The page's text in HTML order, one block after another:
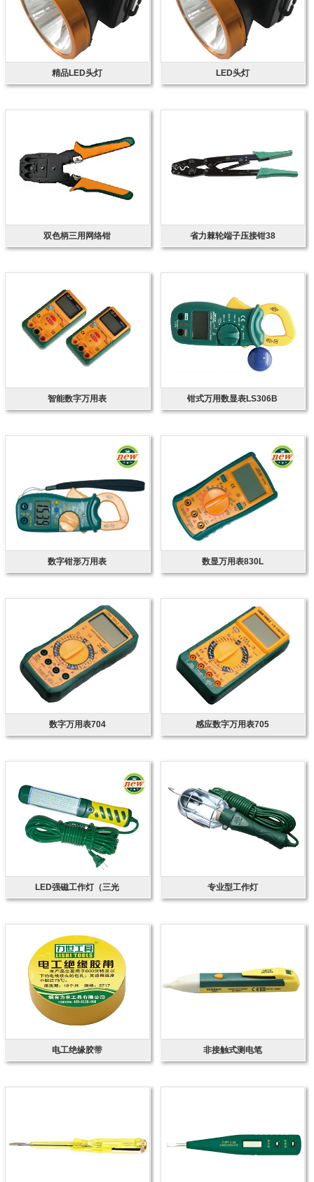
精品LED头灯 LED头灯
双色柄三用网络钳 省力棘轮端子压接钳38
智能数字万用表 钳式万用数显表LS306B
数字钳形万用表 数显万用表830L
数字万用表704 感应数字万用表705
LED强磁工作灯（三光 专业型工作灯
电工绝缘胶带 非接触式测电笔